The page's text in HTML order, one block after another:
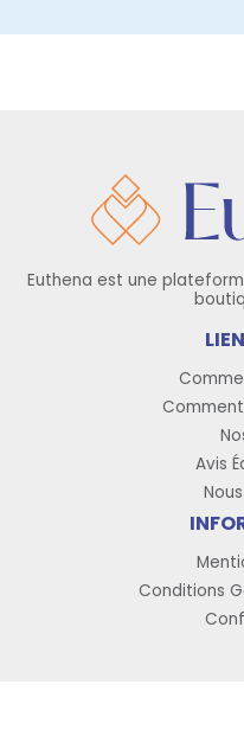
Euthena est une
Avis
Conditions